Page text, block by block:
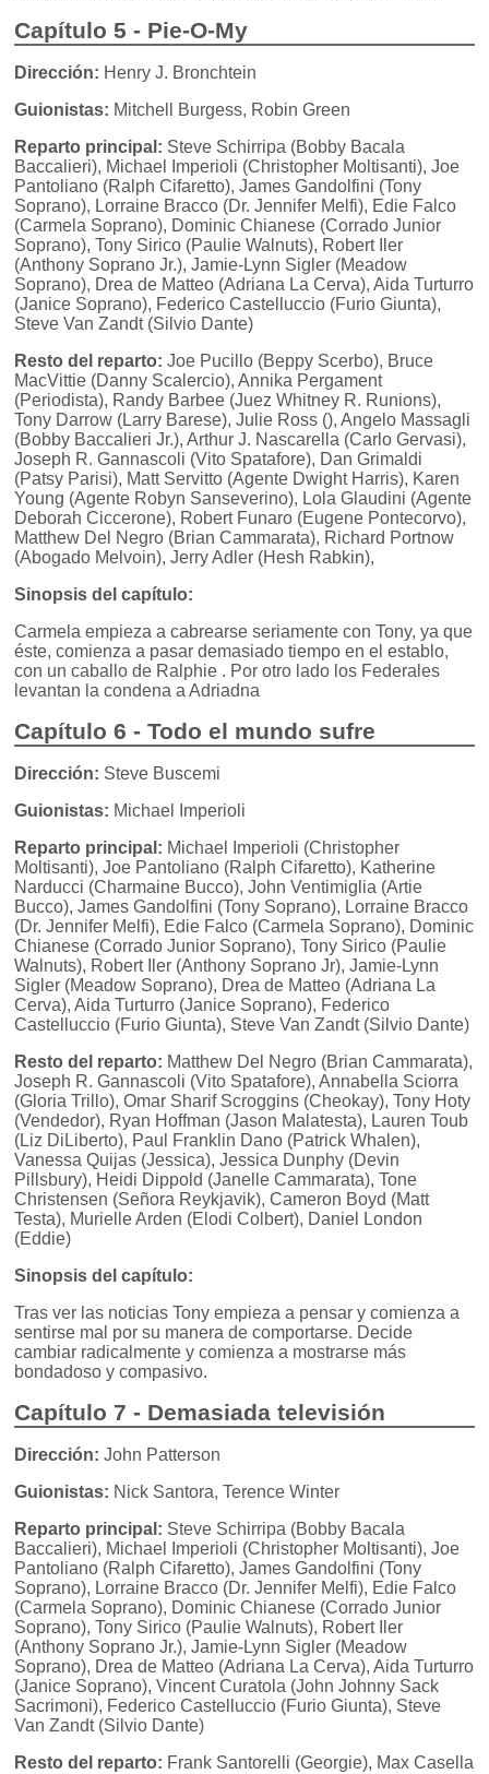
Capítulo 5 - Pie-O-My
Dirección: Henry J. Bronchtein
Guionistas: Mitchell Burgess, Robin Green
Reparto principal: Steve Schirripa (Bobby Bacala
Baccalieri), Michael Imperioli (Christopher Moltisanti), Joe
Pantoliano (Ralph Cifaretto), James Gandolfini (Tony
Soprano), Lorraine Bracco (Dr. Jennifer Melfi), Edie Falco
(Carmela Soprano), Dominic Chianese (Corrado Junior
Soprano), Tony Sirico (Paulie Walnuts), Robert Iler
(Anthony Soprano Jr.), Jamie-Lynn Sigler (Meadow
Soprano), Drea de Matteo (Adriana La Cerva), Aida Turturro
(Janice Soprano), Federico Castelluccio (Furio Giunta),
Steve Van Zandt (Silvio Dante)
Resto del reparto: Joe Pucillo (Beppy Scerbo), Bruce
MacVittie (Danny Scalercio), Annika Pergament
(Periodista), Randy Barbee (Juez Whitney R. Runions),
Tony Darrow (Larry Barese), Julie Ross (), Angelo Massagli
(Bobby Baccalieri Jr.), Arthur J. Nascarella (Carlo Gervasi),
Joseph R. Gannascoli (Vito Spatafore), Dan Grimaldi
(Patsy Parisi), Matt Servitto (Agente Dwight Harris), Karen
Young (Agente Robyn Sanseverino), Lola Glaudini (Agente
Deborah Ciccerone), Robert Funaro (Eugene Pontecorvo),
Matthew Del Negro (Brian Cammarata), Richard Portnow
(Abogado Melvoin), Jerry Adler (Hesh Rabkin),
Sinopsis del capítulo:
Carmela empieza a cabrearse seriamente con Tony, ya que
éste, comienza a pasar demasiado tiempo en el establo,
con un caballo de Ralphie . Por otro lado los Federales
levantan la condena a Adriadna
Capítulo 6 - Todo el mundo sufre
Dirección: Steve Buscemi
Guionistas: Michael Imperioli
Reparto principal: Michael Imperioli (Christopher
Moltisanti), Joe Pantoliano (Ralph Cifaretto), Katherine
Narducci (Charmaine Bucco), John Ventimiglia (Artie
Bucco), James Gandolfini (Tony Soprano), Lorraine Bracco
(Dr. Jennifer Melfi), Edie Falco (Carmela Soprano), Dominic
Chianese (Corrado Junior Soprano), Tony Sirico (Paulie
Walnuts), Robert Iler (Anthony Soprano Jr), Jamie-Lynn
Sigler (Meadow Soprano), Drea de Matteo (Adriana La
Cerva), Aida Turturro (Janice Soprano), Federico
Castelluccio (Furio Giunta), Steve Van Zandt (Silvio Dante)
Resto del reparto: Matthew Del Negro (Brian Cammarata),
Joseph R. Gannascoli (Vito Spatafore), Annabella Sciorra
(Gloria Trillo), Omar Sharif Scroggins (Cheokay), Tony Hoty
(Vendedor), Ryan Hoffman (Jason Malatesta), Lauren Toub
(Liz DiLiberto), Paul Franklin Dano (Patrick Whalen),
Vanessa Quijas (Jessica), Jessica Dunphy (Devin
Pillsbury), Heidi Dippold (Janelle Cammarata), Tone
Christensen (Señora Reykjavik), Cameron Boyd (Matt
Testa), Murielle Arden (Elodi Colbert), Daniel London
(Eddie)
Sinopsis del capítulo:
Tras ver las noticias Tony empieza a pensar y comienza a
sentirse mal por su manera de comportarse. Decide
cambiar radicalmente y comienza a mostrarse más
bondadoso y compasivo.
Capítulo 7 - Demasiada televisión
Dirección: John Patterson
Guionistas: Nick Santora, Terence Winter
Reparto principal: Steve Schirripa (Bobby Bacala
Baccalieri), Michael Imperioli (Christopher Moltisanti), Joe
Pantoliano (Ralph Cifaretto), James Gandolfini (Tony
Soprano), Lorraine Bracco (Dr. Jennifer Melfi), Edie Falco
(Carmela Soprano), Dominic Chianese (Corrado Junior
Soprano), Tony Sirico (Paulie Walnuts), Robert Iler
(Anthony Soprano Jr.), Jamie-Lynn Sigler (Meadow
Soprano), Drea de Matteo (Adriana La Cerva), Aida Turturro
(Janice Soprano), Vincent Curatola (John Johnny Sack
Sacrimoni), Federico Castelluccio (Furio Giunta), Steve
Van Zandt (Silvio Dante)
Resto del reparto: Frank Santorelli (Georgie), Max Casella